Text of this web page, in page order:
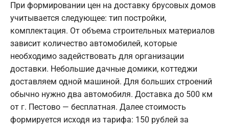
При формировании цен на доставку брусовых домов
учитывается следующее: тип постройки,
комплектация. От объема строительных материалов
зависит количество автомобилей, которые
необходимо задействовать для организации
доставки. Небольшие дачные домики, коттеджи
доставляем одной машиной. Для больших строений
обычно нужно два автомобиля. Доставка до 500 км
от г. Пестово — бесплатная. Далее стоимость
формируется исходя из тарифа: 150 рублей за